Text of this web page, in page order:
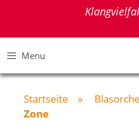
Menu
Startseite »
Zone